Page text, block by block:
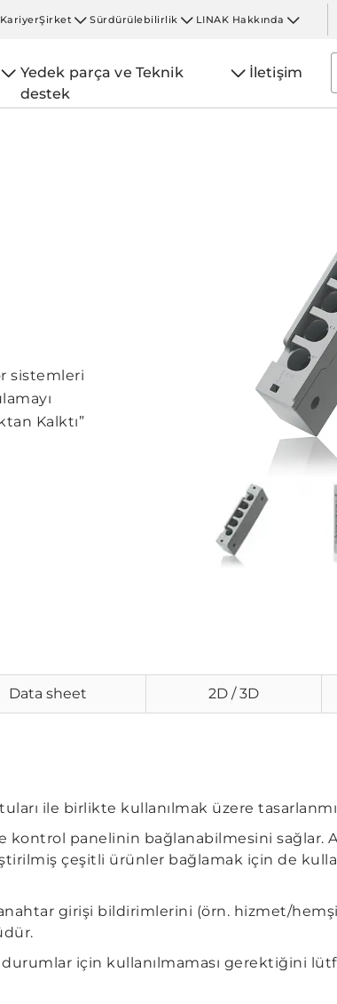
KariyerŞirket Sürdürülebilirlik LINAK Hakkında
Yedek parça ve Teknik
destek
İletişim
sistemleri
Kalktı”
Data sheet 2D / 3D
ile birlikte kullanılmak üzere
kontrol panelinin bağlanabilmesini sağlar.
çeşitli ürünler bağlamak için de
girişi bildirimlerini (örn. hizmet/
durumlar için kullanılmaması gerektiğini